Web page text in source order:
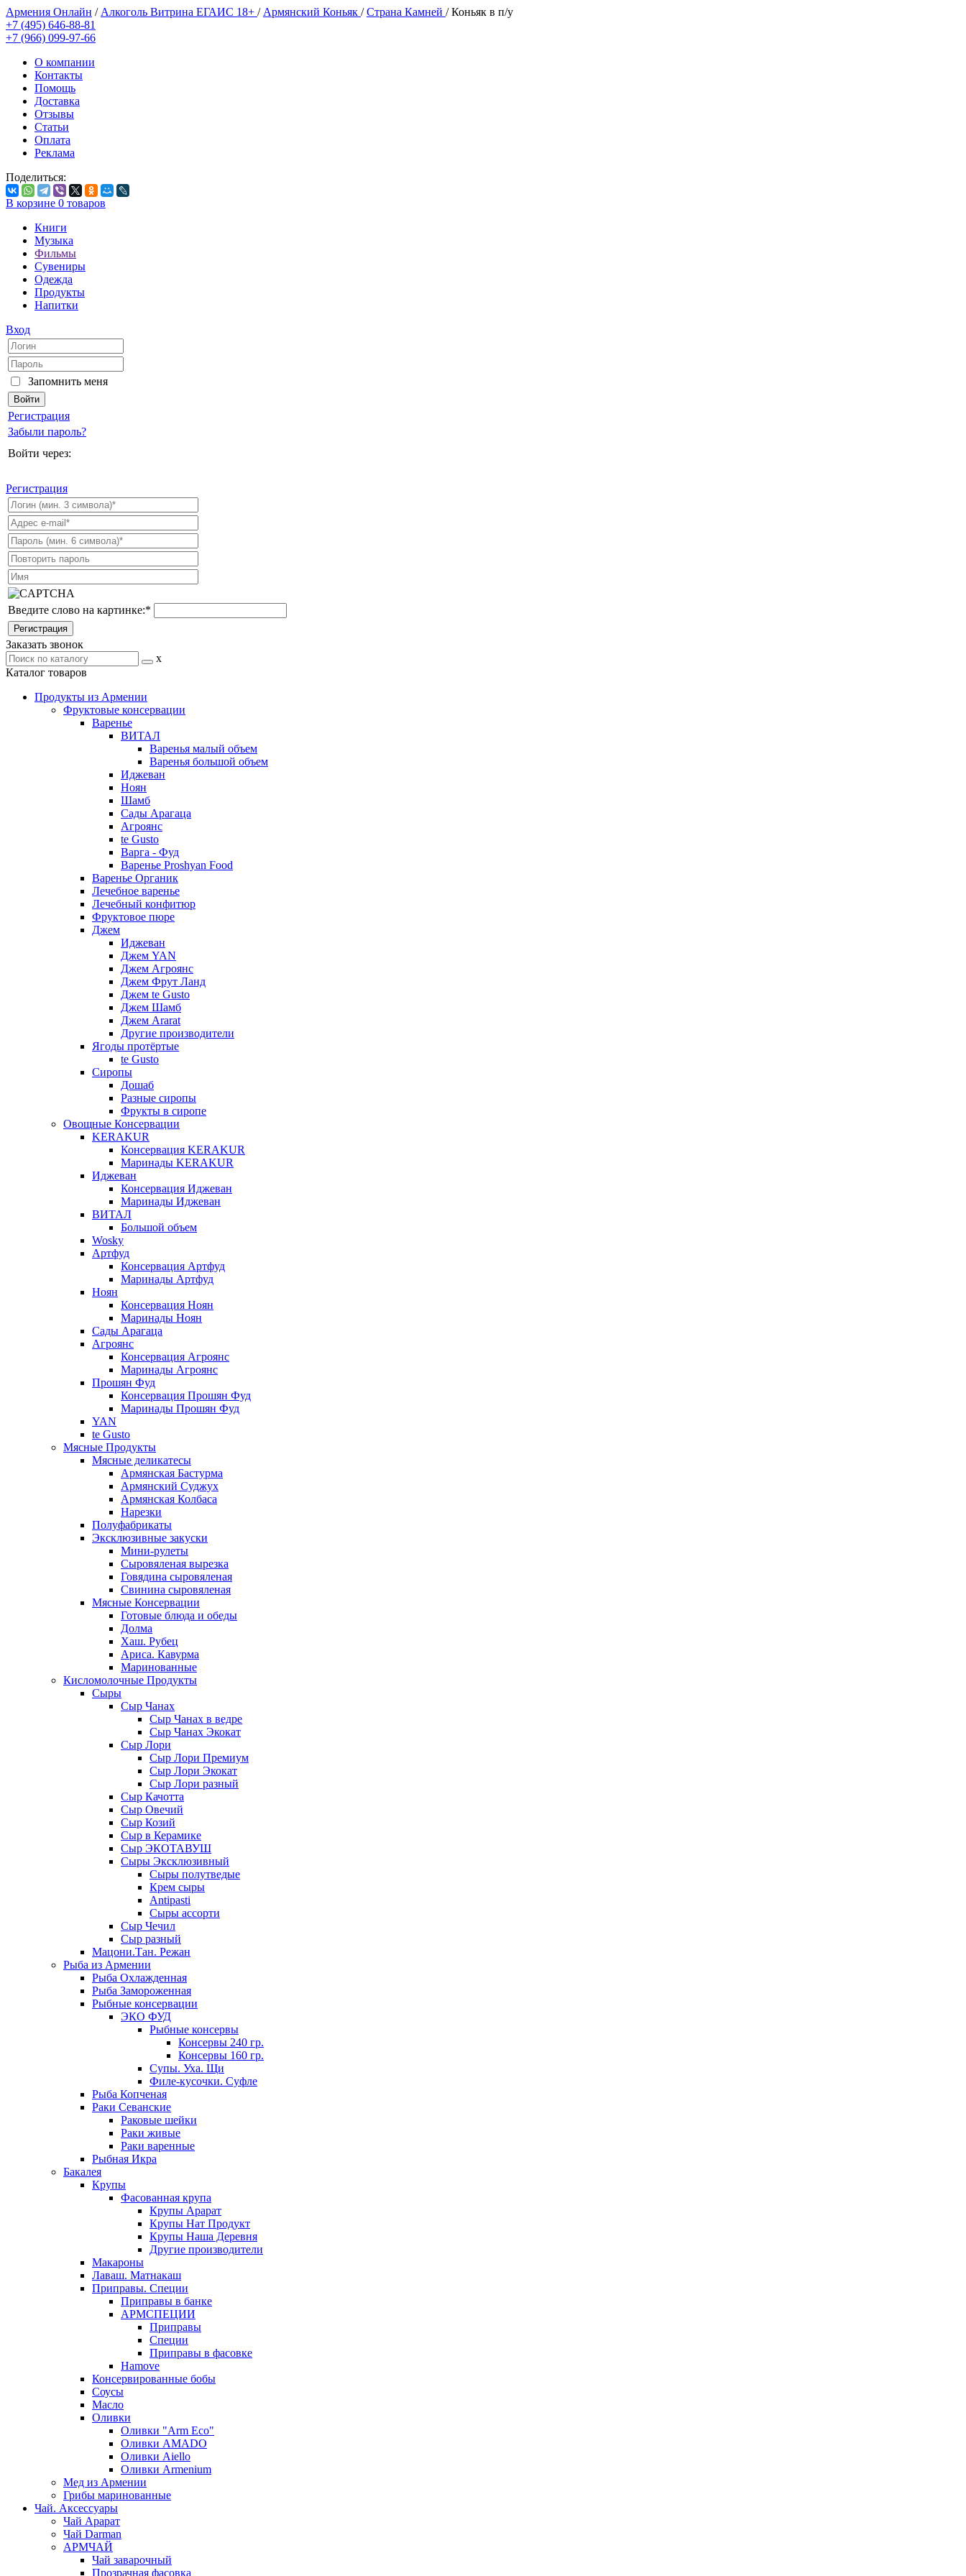
Армения Онлайн / Алкоголь Витрина ЕГАИС 18+ / Армянский Коньяк /Страна Камней /Коньяк в п/у
+7 (495) 646-88-81
+7 (966) 099-97-66
О компании
Контакты
Помощь
Доставка
Отзывы
Статьи
Оплата
Реклама
Поделиться:
В корзине 0 товаров
Книги
Музыка
Фильмы
Сувениры
Одежда
Продукты
Напитки
Вход
Запомнить меня
Регистрация
Забыли пароль?
Войти через:
Регистрация
Введите слово на картинке:*
Заказать звонок
x
Каталог товаров
Продукты из Армении
Фруктовые консервации
Варенье
ВИТАЛ
Варенья малый объем
Варенья большой объем
Иджеван
Ноян
Шамб
Сады Арагаца
Агроянс
te Gusto
Варга - Фуд
Варенье Proshyan Food
Варенье Органик
Лечебное варенье
Лечебный конфитюр
Фруктовое пюре
Джем
Иджеван
Джем YAN
Джем Агроянс
Джем Фрут Ланд
Джем te Gusto
Джем Шамб
Джем Ararat
Другие производители
Ягоды протёртые
te Gusto
Сиропы
Дошаб
Разные сиропы
Фрукты в сиропе
Овощные Консервации
KERAKUR
Консервация KERAKUR
Маринады KERAKUR
Иджеван
Консервация Иджеван
Маринады Иджеван
ВИТАЛ
Большой объем
Wosky
Артфуд
Консервация Артфуд
Маринады Артфуд
Ноян
Консервация Ноян
Маринады Ноян
Сады Арагаца
Агроянс
Консервация Агроянс
Маринады Агроянс
Прошян Фуд
Консервация Прошян Фуд
Маринады Прошян Фуд
YAN
te Gusto
Мясные Продукты
Мясные деликатесы
Армянская Бастурма
Армянский Суджух
Армянская Колбаса
Нарезки
Полуфабрикаты
Эксклюзивные закуски
Мини-рулеты
Сыровяленая вырезка
Говядина сыровяленая
Свинина сыровяленая
Мясные Консервации
Готовые блюда и обеды
Долма
Хаш. Рубец
Ариса. Кавурма
Маринованные
Кисломолочные Продукты
Сыры
Сыр Чанах
Сыр Чанах в ведре
Сыр Чанах Экокат
Сыр Лори
Сыр Лори Премиум
Сыр Лори Экокат
Сыр Лори разный
Сыр Качотта
Сыр Овечий
Сыр Козий
Сыр в Керамике
Сыр ЭКОТАВУШ
Сыры Эксклюзивный
Сыры полутведые
Крем сыры
Antipasti
Сыры ассорти
Сыр Чечил
Сыр разный
Мацони.Тан. Режан
Рыба из Армении
Рыба Охлажденная
Рыба Замороженная
Рыбные консервации
ЭКО ФУД
Рыбные консервы
Консервы 240 гр.
Консервы 160 гр.
Супы. Уха. Щи
Филе-кусочки. Суфле
Рыба Копченая
Раки Севанские
Раковые шейки
Раки живые
Раки варенные
Рыбная Икра
Бакалея
Крупы
Фасованная крупа
Крупы Арарат
Крупы Нат Продукт
Крупы Наша Деревня
Другие производители
Макароны
Лаваш. Матнакаш
Приправы. Специи
Приправы в банке
АРМСПЕЦИИ
Приправы
Специи
Приправы в фасовке
Hamove
Консервированные бобы
Соусы
Масло
Оливки
Оливки "Arm Eco"
Оливки AMADO
Оливки Aiello
Оливки Armenium
Мед из Армении
Грибы маринованные
Чай. Аксессуары
Чай Арарат
Чай Darman
АРМЧАЙ
Чай заварочный
Прозрачная фасовка